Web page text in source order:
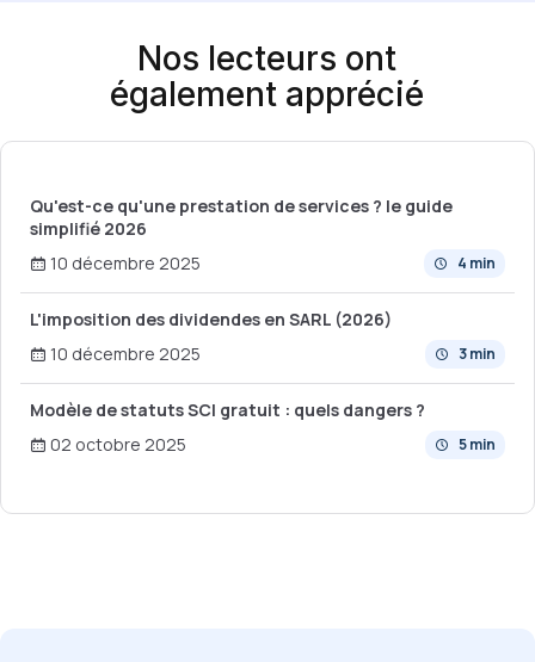
Nos lecteurs ont
également apprécié
Qu'est-ce qu'une prestation de services ? le guide
simplifié 2026
4 min
10 décembre 2025
L'imposition des dividendes en SARL (2026)
3 min
10 décembre 2025
Modèle de statuts SCI gratuit : quels dangers ?
5 min
02 octobre 2025